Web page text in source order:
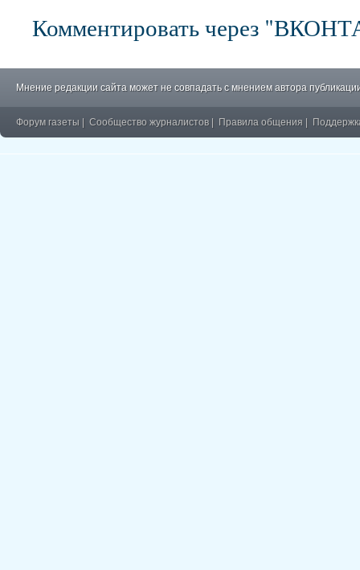
Комментировать через
Мнение редакции сайта может не совпадать с мнением автора
Форум газеты Сообщество журналистов Правила общения
�